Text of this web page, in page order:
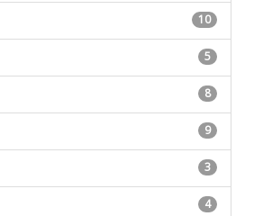
10
5
8
9
3
4